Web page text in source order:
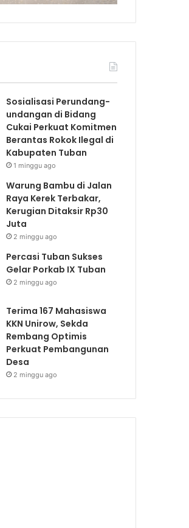
Sosialisasi Perundang-
undangan di Bidang
Cukai Perkuat Komitmen
Berantas Rokok Ilegal di
Kabupaten Tuban
1 minggu ago
Warung Bambu di Jalan
Raya Kerek Terbakar,
Kerugian Ditaksir Rp30
Juta
2 minggu ago
Percasi Tuban Sukses
Gelar Porkab IX Tuban
2 minggu ago
Terima 167 Mahasiswa
KKN Unirow, Sekda
Rembang Optimis
Perkuat Pembangunan
Desa
2 minggu ago